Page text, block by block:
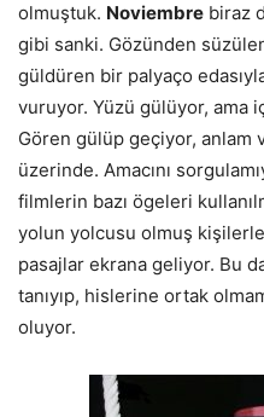
olmuştuk. Noviembre biraz
gibi sanki. Gözünden
güldüren bir palyaço
vuruyor. Yüzü gülüyor, ama
Gören gülüp geçiyor, anlam
üzerinde. Amacını
filmlerin bazı ögeleri
yolun yolcusu olmuş
pasajlar ekrana geliyor. Bu
tanıyıp, hislerine ortak
oluyor.